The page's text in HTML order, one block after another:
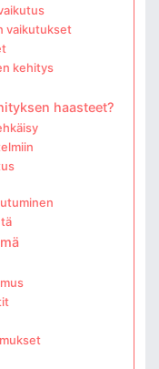
vaikutukset
kehitys
haasteet?